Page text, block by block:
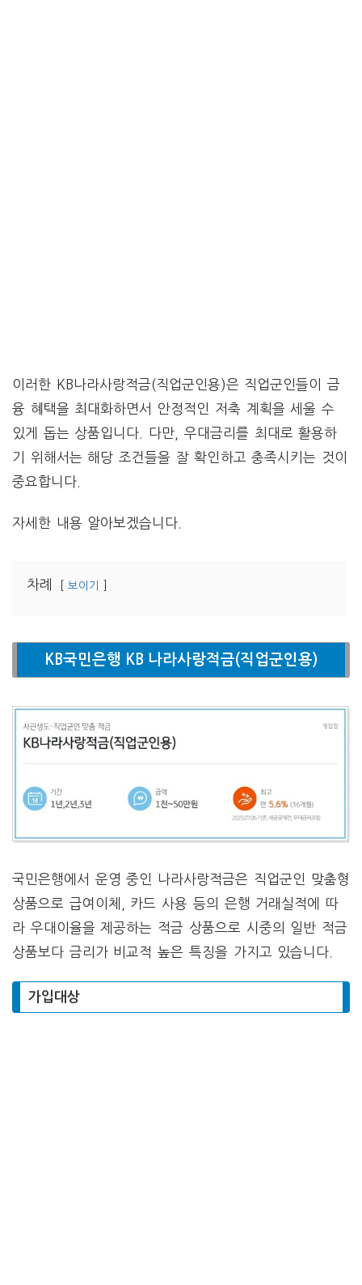
이러한 KB나라사랑적금(직업군인용)은 직업군인들이 금
융 혜택을 최대화하면서 안정적인 저축 계획을 세울 수
있게 돕는 상품입니다. 다만, 우대금리를 최대로 활용하
기 위해서는 해당 조건들을 잘 확인하고 충족시키는 것이
중요합니다.
자세한 내용 알아보겠습니다.
차례 보이기
KB국민은행 KB 나라사랑적금(직업군인용)
국민은행에서 운영 중인 나라사랑적금은 직업군인 맞춤형
상품으로 급여이체, 카드 사용 등의 은행 거래실적에 따
라 우대이율을 제공하는 적금 상품으로 시중의 일반 적금
상품보다 금리가 비교적 높은 특징을 가지고 있습니다.
가입대상